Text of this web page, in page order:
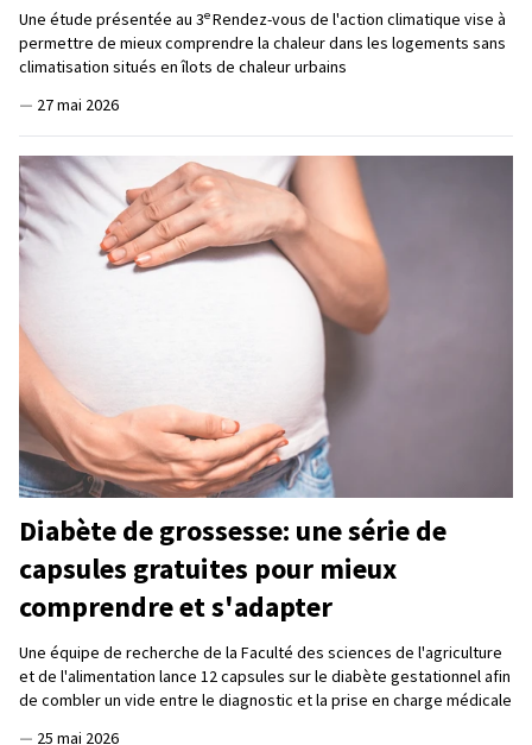
Une étude présentée au 3eRendez-vous de l'action climatique vise à
permettre de mieux comprendre la chaleur dans les logements sans
climatisation situés en îlots de chaleur urbains
— 27 mai 2026
Diabète de grossesse: une série de
capsules gratuites pour mieux
comprendre et s'adapter
Une équipe de recherche de la Faculté des sciences de l'agriculture
et de l'alimentation lance 12 capsules sur le diabète gestationnel afin
de combler un vide entre le diagnostic et la prise en charge médicale
— 25 mai 2026